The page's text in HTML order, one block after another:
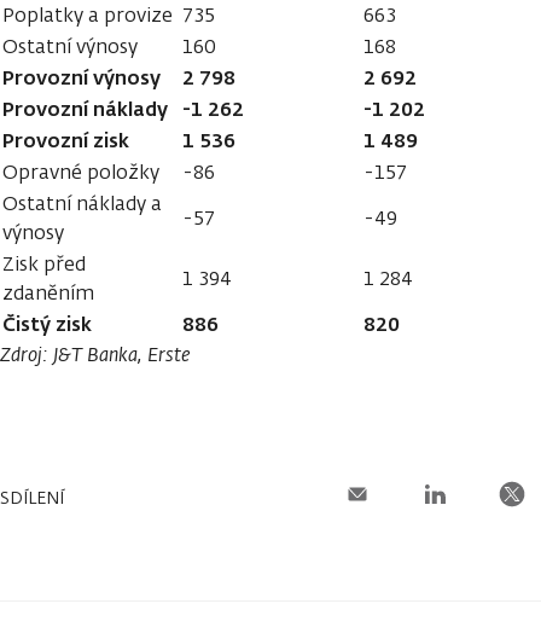
Poplatky a provize 735
663
Ostatní výnosy
160 168
Provozní výnosy 2 798
2 692
Provozní náklady -1 262
-1 202
Provozní zisk
1 536 1 489
Opravné položky -86
-157
Ostatní náklady a
výnosy
-57
-49
Zisk před
zdaněním
1 394 1 284
Čistý zisk 886 820
Zdroj: J&T Banka, Erste
SDÍLENÍ